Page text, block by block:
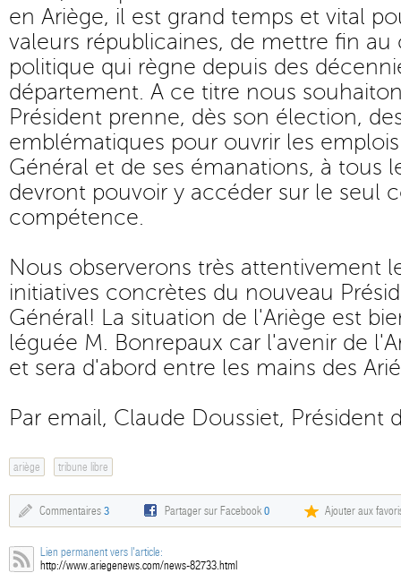
en Ariège, il est grand temps et vital
valeurs républicaines, de mettre fin au
politique qui règne depuis des
département. A ce titre nous
Président prenne, dès son élection,
emblématiques pour ouvrir les
Général et de ses émanations, à tous
devront pouvoir y accéder sur le seul
compétence.
Nous observerons très attentivement
initiatives concrètes du nouveau
Général! La situation de l'Ariège est
léguée M. Bonrepaux car l'avenir de
et sera d'abord entre les mains des
Par email, Claude Doussiet, Président
ariège tribune libre
Commentaires 3 Partager sur Facebook0 Ajouter aux
Lien permanent vers l'article:
http://www.ariegenews.com/news-82733.html